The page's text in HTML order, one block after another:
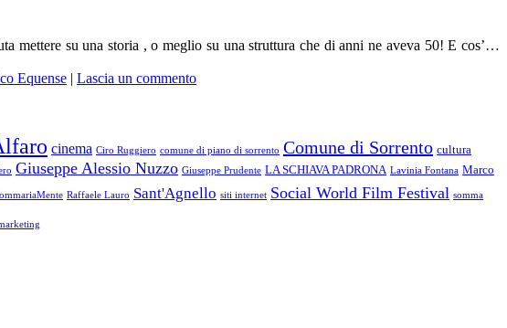
mettere su una storia , o meglio su una struttura che di anni ne aveva 50! E cos’…
Equense | Lascia un commento
cinema Ciro Ruggiero comune di piano di sorrento Comune di Sorrento cultura
Giuseppe Alessio Nuzzo Giuseppe Prudente LA SCHIAVA PADRONA Lavinia Fontana Marco
Raffaele Lauro Sant'Agnello siti internet Social World Film Festival somma